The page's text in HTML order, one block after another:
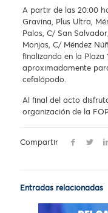
A partir de las 20:00
Gravina, Plus Ultra,
Palos, C/ San
Monjas, C/ Méndez
finalizando en la Plaza
aproximadamente
cefalópodo.
Al final del acto
organización de la
Compartir
Entradas relacionadas